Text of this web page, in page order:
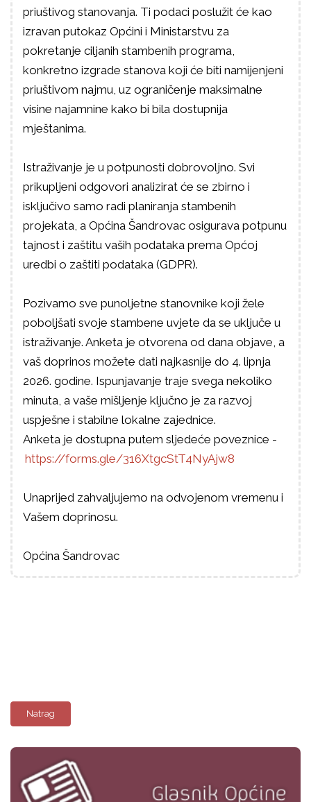
priuštivog stanovanja. Ti podaci poslužit će kao
izravan putokaz Općini i Ministarstvu za
pokretanje ciljanih stambenih programa,
konkretno izgrade stanova koji će biti namijenjeni
priuštivom najmu, uz ograničenje maksimalne
visine najamnine kako bi bila dostupnija
mještanima.
Istraživanje je u potpunosti dobrovoljno. Svi
prikupljeni odgovori analizirat će se zbirno i
isključivo samo radi planiranja stambenih
projekata, a Općina Šandrovac osigurava potpunu
tajnost i zaštitu vaših podataka prema Općoj
uredbi o zaštiti podataka (GDPR).
Pozivamo sve punoljetne stanovnike koji žele
poboljšati svoje stambene uvjete da se uključe u
istraživanje. Anketa je otvorena od dana objave, a
vaš doprinos možete dati najkasnije do 4. lipnja
2026. godine. Ispunjavanje traje svega nekoliko
minuta, a vaše mišljenje ključno je za razvoj
uspješne i stabilne lokalne zajednice.
Anketa je dostupna putem sljedeće poveznice -
https://forms.gle/316XtgcStT4NyAjw8
Unaprijed zahvaljujemo na odvojenom vremenu i
Vašem doprinosu.
Općina Šandrovac
Natrag